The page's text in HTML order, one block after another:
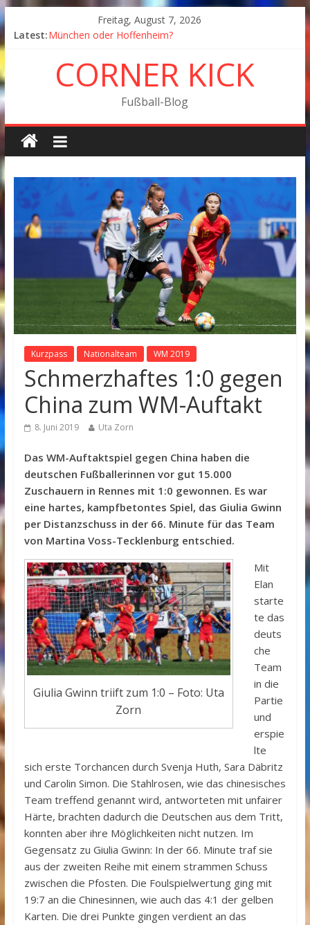
Freitag, August 7, 2026
Latest:München oder Hoffenheim?
Fußball in Coronazeiten: Blick zurück und nach vorn
Der Pokal geht nach Wolfsburg
München wird Vizemeister, Köln geht mit Jena in Liga
CORNER KICK
Fußball-Blog
Kurzpass Nationalteam WM 2019
Schmerzhaftes 1:0 gegen
China zum WM-Auftakt
8. Juni 2019 Uta Zorn
Das WM-Auftaktspiel gegen China haben die
deutschen Fußballerinnen vor gut 15.000
Zuschauern in Rennes mit 1:0 gewonnen. Es war
eine hartes, kampfbetontes Spiel, das Giulia Gwinn
per Distanzschuss in der 66. Minute für das Team
von Martina Voss-Tecklenburg entschied.
Giulia Gwinn triift zum 1:0 – Foto: Uta
Zorn
Mit
Elan
starte
te das
deuts
che
Team
in die
Partie
und
erspie
lte
sich erste Torchancen durch Svenja Huth, Sara Däbritz
und Carolin Simon. Die Stahlrosen, wie das chinesisches
Team treffend genannt wird, antworteten mit unfairer
Härte, brachten dadurch die Deutschen aus dem Tritt,
konnten aber ihre Möglichkeiten nicht nutzen. Im
Gegensatz zu Giulia Gwinn: In der 66. Minute traf sie
aus der zweiten Reihe mit einem strammen Schuss
zwischen die Pfosten. Die Foulspielwertung ging mit
19:7 an die Chinesinnen, wie auch das 4:1 der gelben
Karten. Die drei Punkte gingen verdient an das